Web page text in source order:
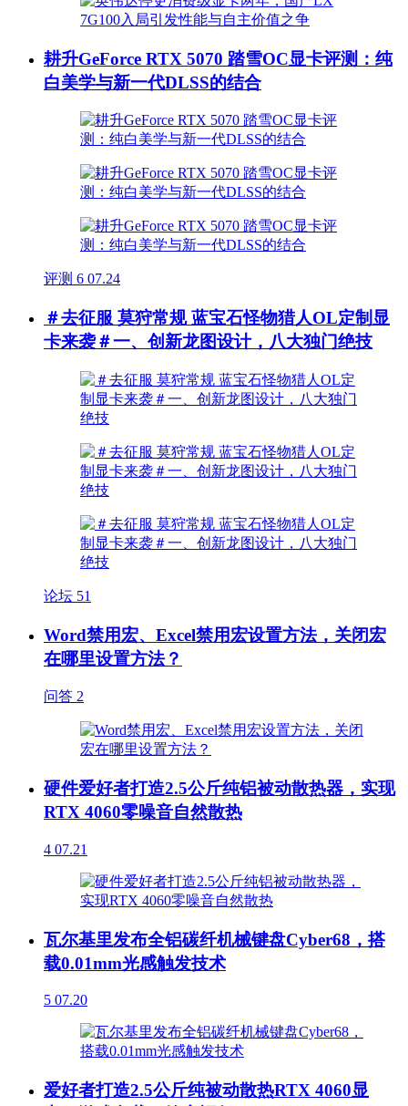
耕升GeForce RTX 5070 踏雪OC显卡评测：纯
白美学与新一代DLSS的结合
评测 6 07.24
＃去征服 莫狩常规 蓝宝石怪物猎人OL定制显
卡来袭＃一、创新龙图设计，八大独门绝技
论坛 51
Word禁用宏、Excel禁用宏设置方法，关闭宏
在哪里设置方法？
问答 2
硬件爱好者打造2.5公斤纯铝被动散热器，实现
RTX 4060零噪音自然散热
4 07.21
瓦尔基里发布全铝碳纤机械键盘Cyber68，搭
载0.01mm光感触发技术
5 07.20
爱好者打造2.5公斤纯被动散热RTX 4060显